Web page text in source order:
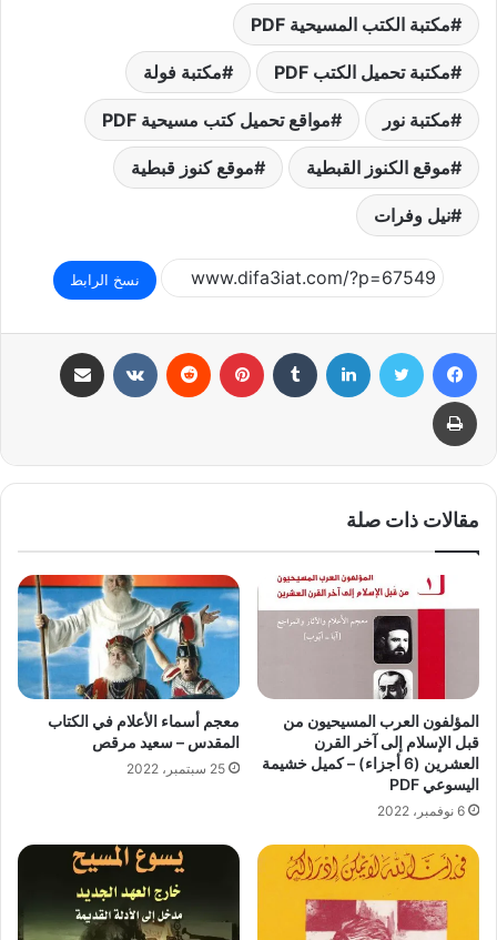
مكتبة الكتب المسيحية PDF
مكتبة تحميل الكتب PDF مكتبة فولة
مكتبة نور مواقع تحميل كتب مسيحية PDF
موقع الكنوز القبطية موقع كنوز قبطية
نيل وفرات
نسخ الرابط
فيسبوك تويتر لينكدإن بينتيريست
طباعة
مقالات ذات صلة
المؤلفون العرب المسيحيون من
قبل الإسلام إلى آخر القرن
العشرين (6 أجزاء) – كميل خشيمة
اليسوعي PDF
6 نوفمبر، 2022
معجم أسماء الأعلام في الكتاب
المقدس – سعيد مرقص
25 سبتمبر، 2022